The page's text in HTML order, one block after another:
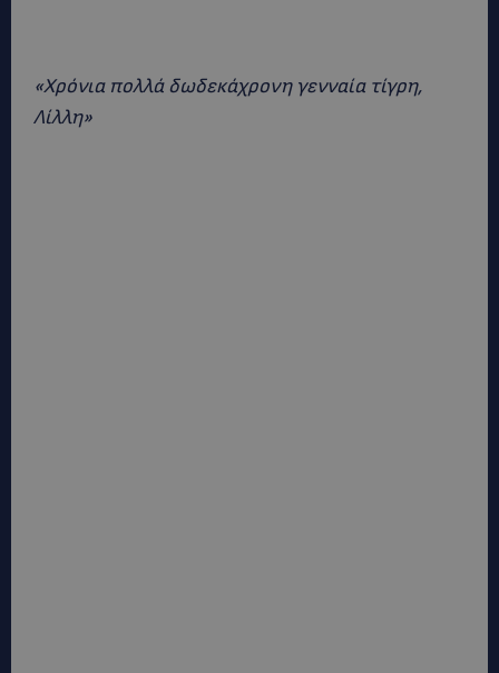
«Χρόνια πολλά δωδεκάχρονη γενναία τίγρη,
Λίλλη»